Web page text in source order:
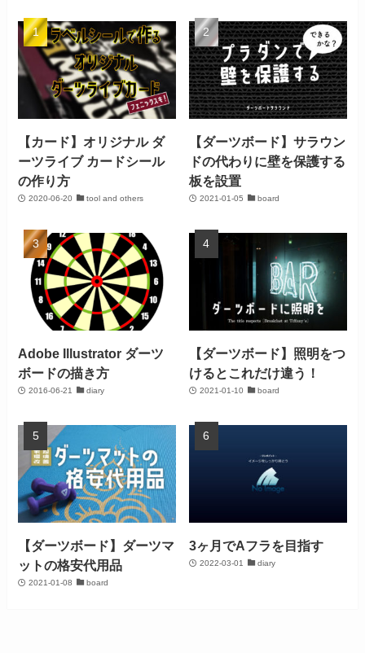
【カード】オリジナル ダ
ーツライブ カードシール
の作り方
2020-06-20 tool and others
【ダーツボード】サラウン
ドの代わりに壁を保護する
板を設置
2021-01-05 board
Adobe Illustrator ダーツ
ボードの描き方
2016-06-21 diary
【ダーツボード】照明をつ
けるとこれだけ違う！
2021-01-10 board
【ダーツボード】ダーツマ
ットの格安代用品
2021-01-08 board
3ヶ月でAフラを目指す
2022-03-01 diary